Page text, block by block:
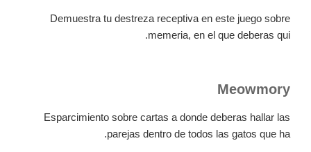
Demuestra tu destreza receptiva en este juego sobre
memeria, en el que deberas qui.
Meowmory
Esparcimiento sobre cartas a donde deberas hallar las
parejas dentro de todos las gatos que ha.